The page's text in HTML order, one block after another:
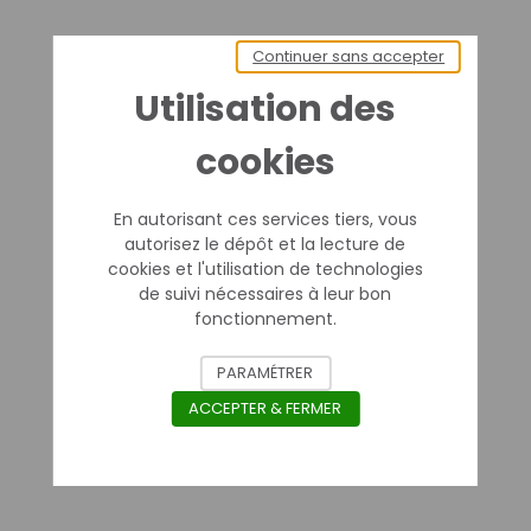
Utilisation des
cookies
En autorisant ces services tiers, vous
autorisez le dépôt et la lecture de
cookies et l'utilisation de technologies
de suivi nécessaires à leur bon
fonctionnement.
Continuer sans accepter
PARAMÉTRER
ACCEPTER & FERMER